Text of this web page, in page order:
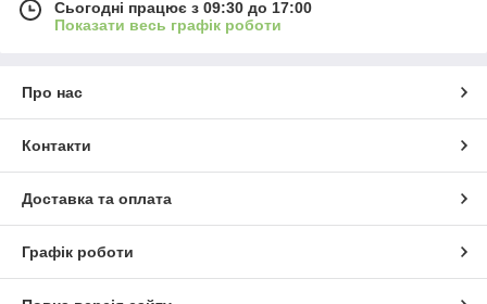
Сьогодні працює з 09:30 до 17:00
Показати весь графік роботи
Про нас
Контакти
Доставка та оплата
Графік роботи